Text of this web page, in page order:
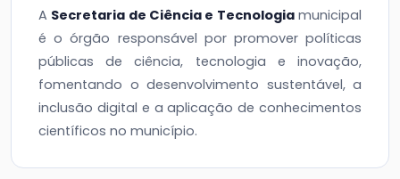
A Secretaria de Ciência e Tecnologiamunicipal
é o órgão responsável por promover políticas
públicas de ciência, tecnologia e inovação,
fomentando o desenvolvimento sustentável, a
inclusão digital e a aplicação de conhecimentos
científicos no município.